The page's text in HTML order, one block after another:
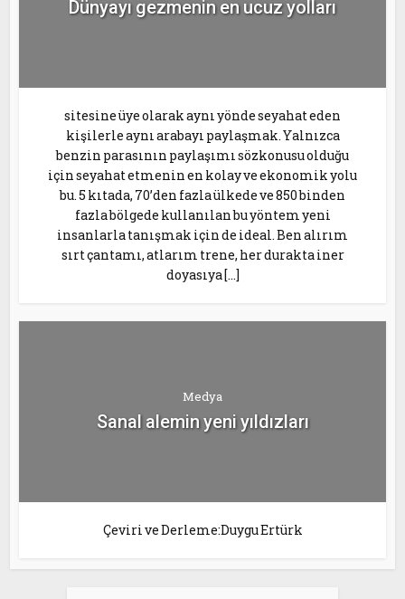
Dünyayı gezmenin en ucuz yolları
sitesine üye olarak aynı yönde seyahat eden
kişilerle aynı arabayı paylaşmak. Yalnızca
benzin parasının paylaşımı sözkonusu olduğu
için seyahat etmenin en kolay ve ekonomik yolu
bu. 5 kıtada, 70’den fazla ülkede ve 850 binden
fazla bölgede kullanılan bu yöntem yeni
insanlarla tanışmak için de ideal. Ben alırım
sırt çantamı, atlarım trene, her durakta iner
doyasıya […]
Medya
Sanal alemin yeni yıldızları
Çeviri ve Derleme:Duygu Ertürk